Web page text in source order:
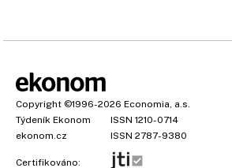
Copyright ©1996-2026 Economia, a.s.
Týdeník Ekonom
ISSN 1210-0714
ekonom.cz
ISSN 2787-9380
Certifikováno: